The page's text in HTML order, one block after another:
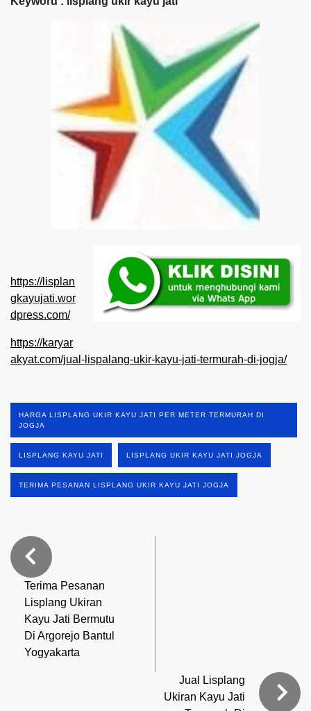
https://lisplan
gkayujati.wor
dpress.com/
https://karyar
akyat.com/jual-lispalang-ukir-kayu-jati-termurah-di-jogja/
HARGA LISPLANG UKIR KAYU JATI PER METER TERMURAH DI
JOGJA
LISPLANG KAYU JATI LISPLANG UKIR KAYU JATI JOGJA
TERIMA PESANAN LISPLANG UKIR KAYU JATI JOGJA
Terima Pesanan
Lisplang Ukiran
Kayu Jati Bermutu
Di Argorejo Bantul
Yogyakarta
Jual Lisplang
Ukiran Kayu Jati